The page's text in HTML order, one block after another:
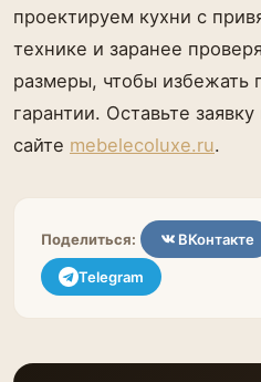
проектируем кухни с
технике и заранее
размеры, чтобы избежать
гарантии. Оставьте
сайте mebelecoluxe.ru.
Поделиться: ВКонтакте
Telegram